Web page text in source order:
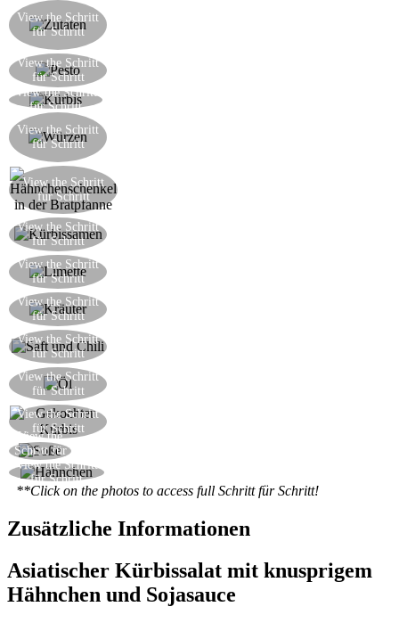
View the Schritt
für Schritt
View the Schritt
für Schritt
View the Schritt
für Schritt
View the Schritt
für Schritt
View the Schritt
für Schritt
View the Schritt
für Schritt
View the Schritt
für Schritt
View the Schritt
für Schritt
View the Schritt
für Schritt
View the Schritt
für Schritt
View the Schritt
für Schritt
View the
Schritt für
Schritt
View the Schritt
für Schritt
**Click on the photos to access full Schritt für Schritt!
Zusätzliche Informationen
Asiatischer Kürbissalat mit knusprigem
Hähnchen und Sojasauce